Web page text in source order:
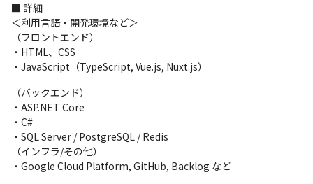
■ 詳細
＜利用言語・開発環境など＞
（フロントエンド）
・HTML、CSS
・JavaScript（TypeScript, Vue.js, Nuxt.js）
（バックエンド）
・ASP.NET Core
・C#
・SQL Server / PostgreSQL / Redis
（インフラ/その他）
・Google Cloud Platform, GitHub, Backlog など